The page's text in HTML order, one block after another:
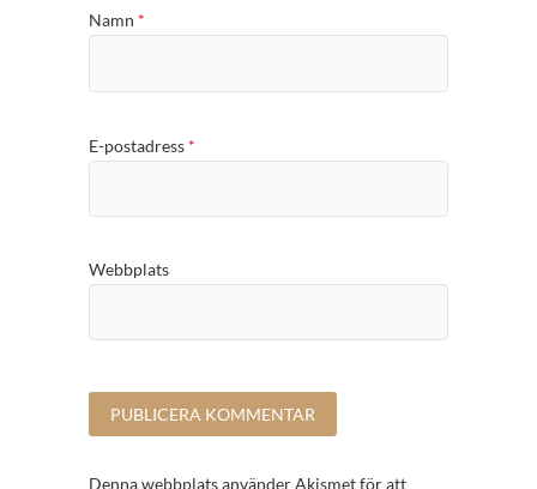
Namn *
E-postadress *
Webbplats
Denna webbplats använder Akismet för att